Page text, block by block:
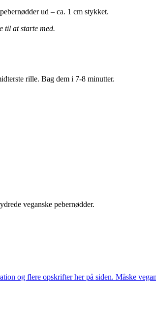
ud – ca. 1 cm stykket.
til at starte med.
rille. Bag dem i 7-8 minutter.
veganske pebernødder.
og flere opskrifter her på siden. Måske